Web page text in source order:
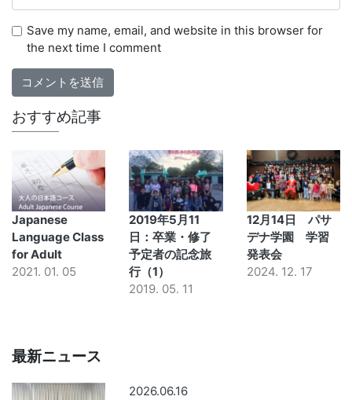
Save my name, email, and website in this browser for
the next time I comment
おすすめ記事
Japanese
Language Class
for Adult
2021. 01. 05
2019年5月11
日：卒業・修了
予定者の記念旅
行（1）
2019. 05. 11
12月14日 パサ
デナ学園 学習
発表会
2024. 12. 17
最新ニュース
2026.06.16